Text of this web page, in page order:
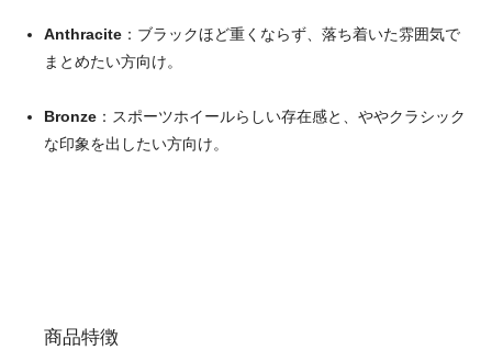
Anthracite ：ブラックほど重くならず、落ち着いた雰囲気で
まとめたい方向け。
Bronze ：スポーツホイールらしい存在感と、ややクラシック
な印象を出したい方向け。
商品特徴